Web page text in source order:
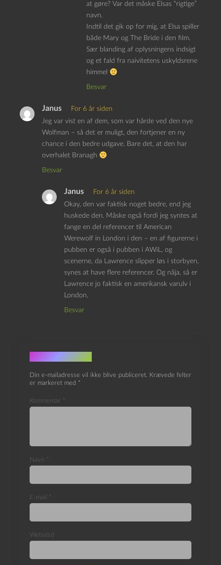
at gøre? Var det måske Elsas “rigtige”
navn.
Indtil det gik op for mig, at Elsa spiller
både Mary og The Bride i den film.
Sær blanding af oplysningens indsigt
og et fald fra naivitetens uskyldsrene
himmel
Besvar
Janus
For 6 år siden
Jeg var vist en af dem, som var hårde ved den nye
Wolfman – så det er muligt, den fortjener en ny
chance i den bedre udgave. Bare det, at den har
overhalet Branagh
Besvar
Janus
For 6 år siden
Okay, den var faktisk noget bedre, end jeg
huskede den. Måske også fordi jeg syntes at
fange en del referencer til American
Werewolf in London i den – en af figurerne i
pubben er også i pubben i AWiL, og
scenerne, da Lawrence slipper løs i storbyen,
synes at have flere referencer. Og nåja, så er
Lawrence jo faktisk en amerikansk varulv i
London.
Besvar
Skriv et svar
Din e-mailadresse vil ikke blive publiceret. Krævede felter
er markeret med *
Kommentar *
Navn *
E-mail *
Websted